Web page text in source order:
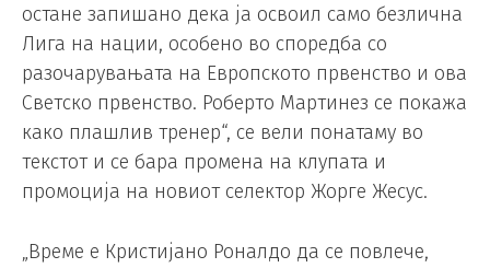
остане запишано дека ја освоил само безлична
Лига на нации, особено во споредба со
разочарувањата на Европското првенство и ова
Светско првенство. Роберто Мартинез се покажа
како плашлив тренер“, се вели понатаму во
текстот и се бара промена на клупата и
промоција на новиот селектор Жорге Жесус.
„Време е Кристијано Роналдо да се повлече,